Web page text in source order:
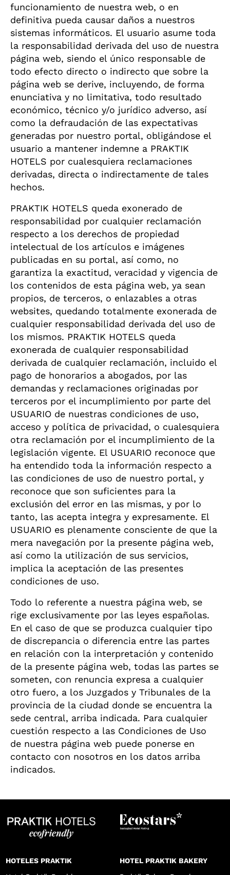
funcionamiento de nuestra web, o en
definitiva pueda causar daños a nuestros
sistemas informáticos. El usuario asume toda
la responsabilidad derivada del uso de nuestra
página web, siendo el único responsable de
todo efecto directo o indirecto que sobre la
página web se derive, incluyendo, de forma
enunciativa y no limitativa, todo resultado
económico, técnico y/o jurídico adverso, así
como la defraudación de las expectativas
generadas por nuestro portal, obligándose el
usuario a mantener indemne a PRAKTIK
HOTELS por cualesquiera reclamaciones
derivadas, directa o indirectamente de tales
hechos.
PRAKTIK HOTELS queda exonerado de
responsabilidad por cualquier reclamación
respecto a los derechos de propiedad
intelectual de los artículos e imágenes
publicadas en su portal, así como, no
garantiza la exactitud, veracidad y vigencia de
los contenidos de esta página web, ya sean
propios, de terceros, o enlazables a otras
websites, quedando totalmente exonerada de
cualquier responsabilidad derivada del uso de
los mismos. PRAKTIK HOTELS queda
exonerada de cualquier responsabilidad
derivada de cualquier reclamación, incluido el
pago de honorarios a abogados, por las
demandas y reclamaciones originadas por
terceros por el incumplimiento por parte del
USUARIO de nuestras condiciones de uso,
acceso y política de privacidad, o cualesquiera
otra reclamación por el incumplimiento de la
legislación vigente. El USUARIO reconoce que
ha entendido toda la información respecto a
las condiciones de uso de nuestro portal, y
reconoce que son suficientes para la
exclusión del error en las mismas, y por lo
tanto, las acepta integra y expresamente. El
USUARIO es plenamente consciente de que la
mera navegación por la presente página web,
así como la utilización de sus servicios,
implica la aceptación de las presentes
condiciones de uso.
Todo lo referente a nuestra página web, se
rige exclusivamente por las leyes españolas.
En el caso de que se produzca cualquier tipo
de discrepancia o diferencia entre las partes
en relación con la interpretación y contenido
de la presente página web, todas las partes se
someten, con renuncia expresa a cualquier
otro fuero, a los Juzgados y Tribunales de la
provincia de la ciudad donde se encuentra la
sede central, arriba indicada. Para cualquier
cuestión respecto a las Condiciones de Uso
de nuestra página web puede ponerse en
contacto con nosotros en los datos arriba
indicados.
HOTELES PRAKTIK
HOTEL PRAKTIK BAKERY